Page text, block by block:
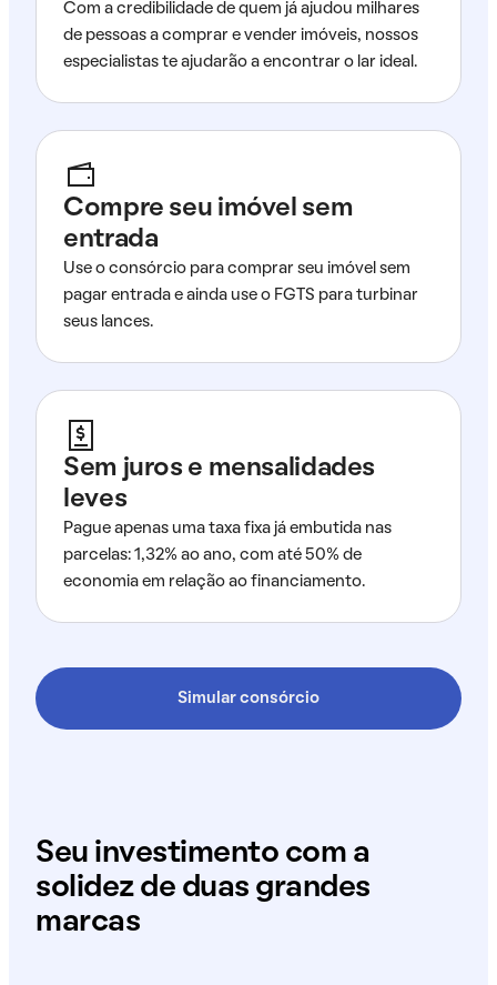
Com a credibilidade de quem já ajudou milhares
de pessoas a comprar e vender imóveis, nossos
especialistas te ajudarão a encontrar o lar ideal.
Compre seu imóvel sem
entrada
Use o consórcio para comprar seu imóvel sem
pagar entrada e ainda use o FGTS para turbinar
seus lances.
Sem juros e mensalidades
leves
Pague apenas uma taxa fixa já embutida nas
parcelas: 1,32% ao ano, com até 50% de
economia em relação ao financiamento.
Simular consórcio
Seu investimento com a
solidez de duas grandes
marcas